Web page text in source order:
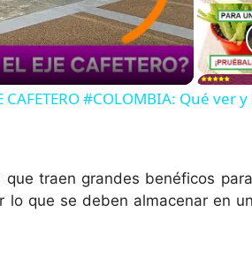
CAFETERO #COLOMBIA: Qué ver
traen grandes benéficos
lo que se deben almacenar en un